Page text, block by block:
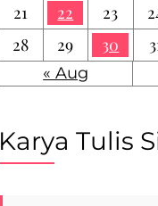
21
22 23
28
29 30
« Aug
Karya Tulis